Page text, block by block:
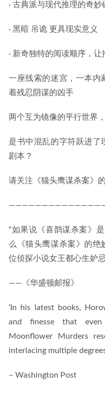
· 古典派与现代推理的奇妙
· 黑暗 吊诡 更具现实意义
· 新奇独特的阅读顺序，让
一座线索的迷宫，一本内
着残忍阴谋的凶手
两个互为镜像的平行世界
是书中混乱的字符跃进了
剧本？
请关注《猫头鹰谋杀案》
“如果说《喜鹊谋杀案》
么《猫头鹰谋杀案》的绝
位侦探小说女王都心生妒
——《华盛顿邮报》
‘In his latest books,
and finesse that
Moonflower Murders
interlacing multiple
– Washington Post